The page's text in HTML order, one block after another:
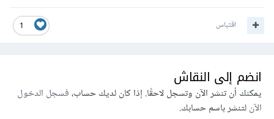
1 اقتباس
انضم إلى النقاش
يمكنك أن تنشر الآن وتسجل لاحقًا. إذا كان لديك حساب،فسجل الدخول
الآنلتنشر باسم حسابك.